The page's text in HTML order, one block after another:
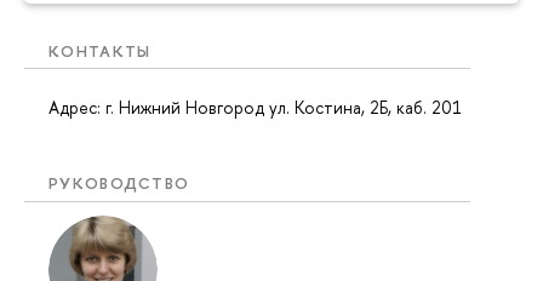
КОНТАКТЫ
Адрес: г. Нижний Новгород ул. Костина, 2Б, каб. 201
РУКОВОДСТВО